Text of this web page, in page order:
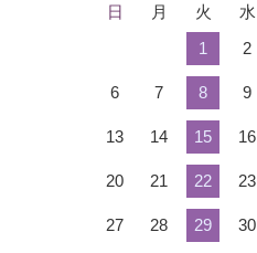
日 月 火 水
1
2
6 7 8 9
13 14 15 16
20 21 22 23
27 28 29 30